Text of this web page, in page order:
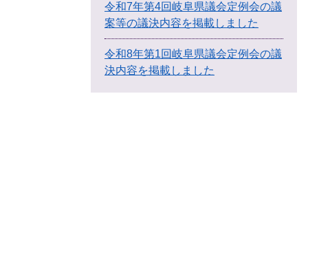
令和7年第4回岐阜県議会定例会の議
案等の議決内容を掲載しました
令和8年第1回岐阜県議会定例会の議
決内容を掲載しました